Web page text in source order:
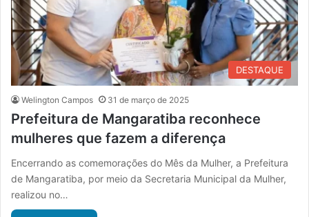
DESTAQUE
Welington Campos 31 de março de 2025
Prefeitura de Mangaratiba reconhece
mulheres que fazem a diferença
Encerrando as comemorações do Mês da Mulher, a Prefeitura
de Mangaratiba, por meio da Secretaria Municipal da Mulher,
realizou no…